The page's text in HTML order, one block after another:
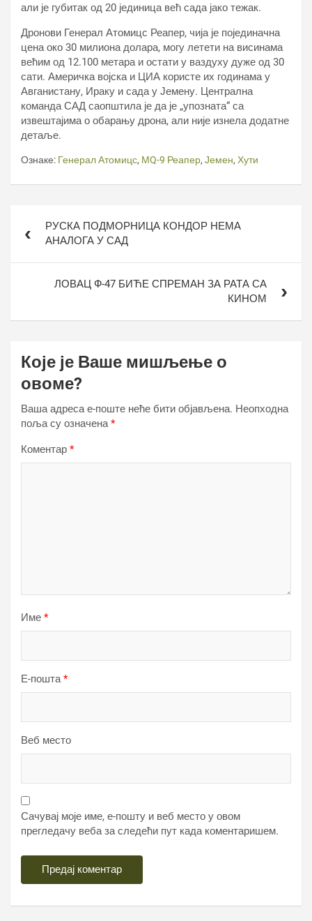
али је губитак од 20 јединица већ сада јако тежак.
Дронови Генерал Атомицс Реапер, чија је појединачна
цена око 30 милиона долара, могу летети на висинама
већим од 12.100 метара и остати у ваздуху дуже од 30
сати. Америчка војска и ЦИА користе их годинама у
Авганистану, Ираку и сада у Јемену. Централна
команда САД саопштила је да је „упозната“ са
извештајима о обарању дрона, али није изнела додатне
детаље.
Ознаке: Генерал Атомицс, МQ-9 Реапер, Јемен, Хути
чланкаРУСКА ПОДМОРНИЦА КОНДОР НЕМА
АНАЛОГА У САД
ЛОВАЦ Ф-47 БИЋЕ СПРЕМАН ЗА РАТА СА
КИНОМ
Које је Ваше мишљење о
овоме?
Ваша адреса е-поште неће бити објављена. Неопходна
поља су означена*
Коментар *
Име *
Е-пошта*
Веб место
Сачувај моје име, е-пошту и веб место у овом
прегледачу веба за следећи пут када коментаришем.